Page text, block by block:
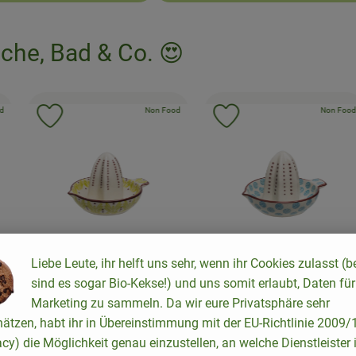
Bad & Co. 😍
zum Warenkorb hinzufügen
hinzufügen
, Preis:
12,90 €/ Stück
Zitruspresse Retro blau
Produkt zum Warenkorb
, Verband:
, Kontrollstelle:
Non Food
Produkt zu Favouriten hinzufügen
, Preis:
24,90 €/ Stück
Kosmetiktasche Samt
,
,Non Food
Produkt zu
Liebe Leute, ihr helft uns sehr, wenn ihr Cookies zulasst
sind es sogar Bio-Kekse!) und uns somit erlaubt, Daten
Marketing zu sammeln. Da wir eure Privatsphäre sehr
habt ihr in Übereinstimmung mit der EU-Richtlinie 2009/
die Möglichkeit genau einzustellen, an welche Dienstleister